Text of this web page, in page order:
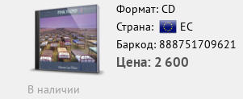
Формат: CD
Страна:
ЕС
Баркод: 888751709621
Цена: 2 600
В наличии